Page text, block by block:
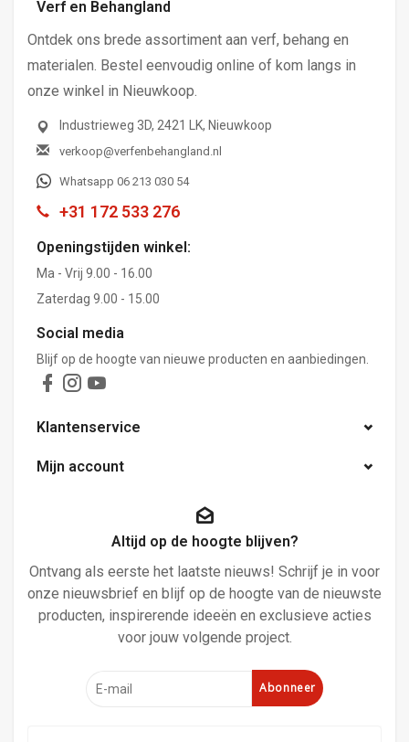
Verf en Behangland
Ontdek ons brede assortiment aan verf, behang en
materialen. Bestel eenvoudig online of kom langs in
onze winkel in Nieuwkoop.
Industrieweg 3D, 2421 LK, Nieuwkoop
verkoop@verfenbehangland.nl
Whatsapp 06 213 030 54
+31 172 533 276
Openingstijden winkel:
Ma - Vrij 9.00 - 16.00
Zaterdag 9.00 - 15.00
Social media
Blijf op de hoogte van nieuwe producten en aanbiedingen.
Klantenservice
Mijn account
Altijd op de hoogte blijven?
Ontvang als eerste het laatste nieuws! Schrijf je in voor
onze nieuwsbrief en blijf op de hoogte van de nieuwste
producten, inspirerende ideeën en exclusieve acties
voor jouw volgende project.
Abonneer